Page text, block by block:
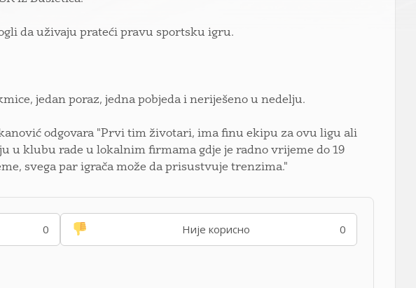
da uživaju prateći pravu sportsku igru.
jedan poraz, jedna pobjeda i neriješeno u nedelju.
odgovara "Prvi tim životari, ima finu ekipu za ovu ligu ali
u klubu rade u lokalnim firmama gdje je radno vrijeme do 19
svega par igrača može da prisustvuje trenzima."
0 Није корисно 0